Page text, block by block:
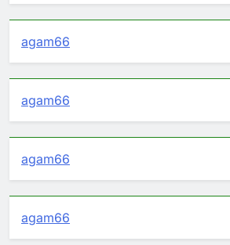
agam66
agam66
agam66
agam66